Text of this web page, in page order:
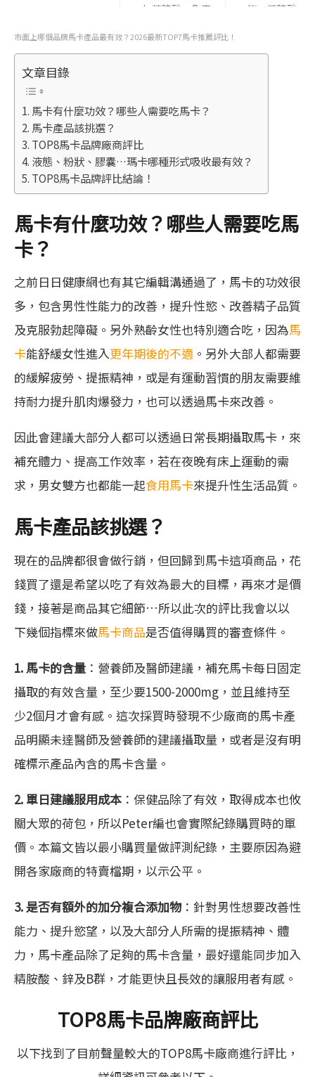
L-精胺酸、龜鹿
透納葉、酵母B群
物、精胺酸、
機能
藥材安全檢測
(SGS)
市面上哪個品牌馬卡產品最有效？2026最新TOP7馬卡推薦評比！
文章目錄
馬卡有什麼功效？哪些人需要吃馬卡？
馬卡產品該挑選？
TOP8馬卡品牌廠商評比
液態、粉狀、膠囊…瑪卡哪種形式吸收最有效？
TOP8馬卡品牌評比結論！
馬卡有什麼功效？哪些人需要吃馬
卡？
之前日日健康網也有其它編輯溝通過了，馬卡的功效很
多，包含男性性能力的改善，提升性慾、改善精子品質
及克服勃起障礙。另外熟齡女性也特別適合吃，因為馬
卡能舒緩女性進入更年期後的不適 。另外大部人都需要
的緩解疲勞、提振精神，或是有運動習慣的朋友需要維
持耐力提升肌肉爆發力，也可以透過馬卡來改善。
因此會建議大部分人都可以透過日常長期攝取馬卡，來
補充體力、提高工作效率，若在夜晚有床上運動的需
求，男女雙方也都能一起食用馬卡來提升性生活品質。
馬卡產品該挑選？
現在的品牌都很會做行銷，但回歸到馬卡這項商品，花
錢買了還是希望以吃了有效為最大的目標，再來才是價
錢，接著是商品其它細節…所以此次的評比我會以以
下幾個指標來做馬卡商品是否值得購買的審查條件。
1. 馬卡的含量 ：營養師及醫師建議，補充馬卡每日固定
攝取的有效含量，至少要1500-2000mg，並且維持至
少2個月才會有感。這次採買時發現不少廠商的馬卡產
品明顯未達醫師及營養師的建議攝取量，或者是沒有明
確標示產品內含的馬卡含量。
2. 單日建議服用成本 ：保健品除了有效，取得成本也攸
關大眾的荷包，所以Peter編也會實際紀錄購買時的單
價。本篇文皆以最小購買量做評測紀錄，主要原因為避
開各家廠商的特賣檔期，以示公平。
3. 是否有額外的加分複合添加物：針對男性想要改善性
能力、提升慾望，以及大部分人所需的提振精神、體
力，馬卡產品除了足夠的馬卡含量，最好還能同步加入
精胺酸、鋅及B群，才能更快且長效的讓服用者有感。
TOP8馬卡品牌廠商評比
以下找到了目前聲量較大的TOP8馬卡廠商進行評比，